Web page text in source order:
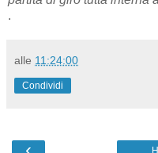
.
alle 11:24:00
Condividi